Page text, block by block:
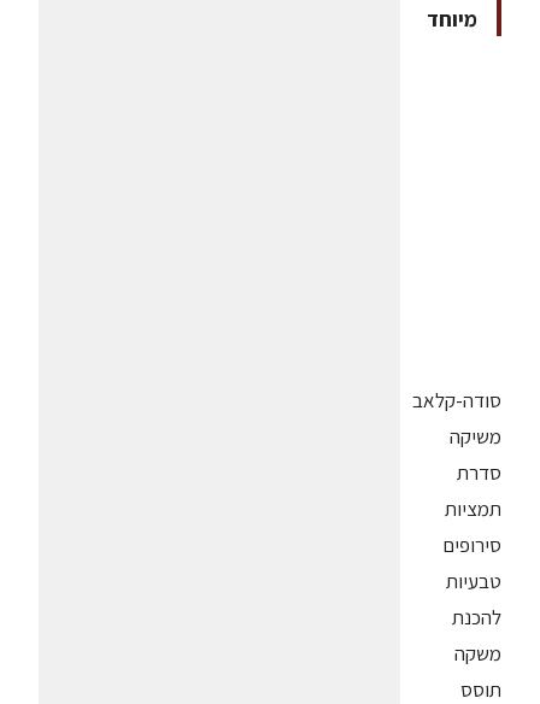
מיוחד
סודה-קלאב
משיקה
סדרת
תמציות
סירופים
טבעיות
להכנת
משקה
תוסס